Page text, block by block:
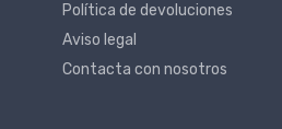
Política de devoluciones
Aviso legal
Contacta con nosotros